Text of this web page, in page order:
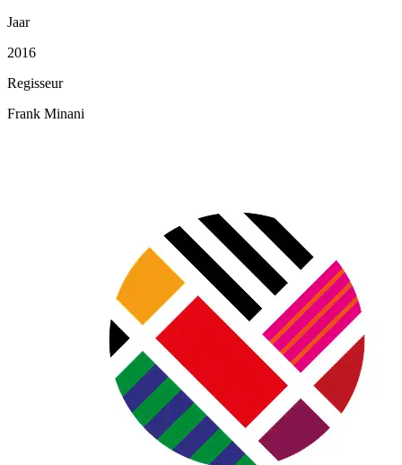
Jaar
2016
Regisseur
Frank Minani